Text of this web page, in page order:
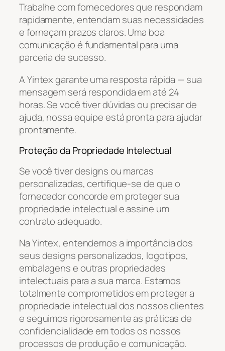
Trabalhe com fornecedores que respondam
rapidamente, entendam suas necessidades
e forneçam prazos claros. Uma boa
comunicação é fundamental para uma
parceria de sucesso.
A Yintex garante uma resposta rápida — sua
mensagem será respondida em até 24
horas. Se você tiver dúvidas ou precisar de
ajuda, nossa equipe está pronta para ajudar
prontamente.
Proteção da Propriedade Intelectual
Se você tiver designs ou marcas
personalizadas, certifique-se de que o
fornecedor concorde em proteger sua
propriedade intelectual e assine um
contrato adequado.
Na Yintex, entendemos a importância dos
seus designs personalizados, logotipos,
embalagens e outras propriedades
intelectuais para a sua marca. Estamos
totalmente comprometidos em proteger a
propriedade intelectual dos nossos clientes
e seguimos rigorosamente as práticas de
confidencialidade em todos os nossos
processos de produção e comunicação.